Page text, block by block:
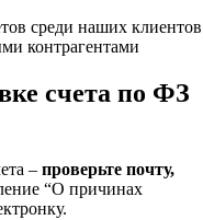
среди наших клиентов
контрагентами
счета по ФЗ
– проверьте почту,
“О причинах